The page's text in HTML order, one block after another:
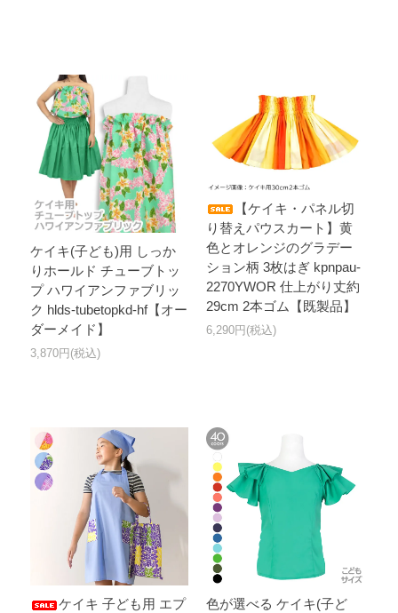
ケイキ(子ども)用 しっか
りホールド チューブトッ
プ ハワイアンファブリッ
ク hlds-tubetopkd-hf【オー
ダーメイド】
3,870円(税込)
【ケイキ・パネル切
り替えパウスカート】黄
色とオレンジのグラデー
ション柄 3枚はぎ kpnpau-
2270YWOR 仕上がり丈約
29cm 2本ゴム【既製品】
6,290円(税込)
ケイキ 子ども用 エプ
色が選べる ケイキ(子ど